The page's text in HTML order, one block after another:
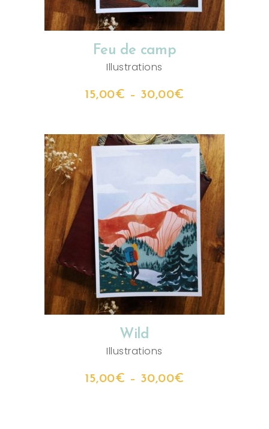
Feu de camp
Illustrations
15,00€ – 30,00€
CHOIX DES OPTIONS
Wild
Illustrations
15,00€ – 30,00€